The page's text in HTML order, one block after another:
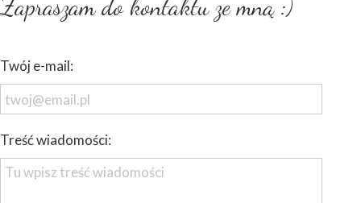
Zapraszam do kontaktu ze mną :)
Twój e-mail:
Treść wiadomości: